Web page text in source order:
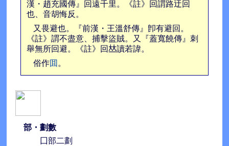
漢・趙充國傳』回遠千里。《註》回謂路迂回
也、音胡悔反。
又畏避也。『前漢・王溫舒傳』卽有避回。
《註》謂不盡意、捕擊盜賊。又『蓋寬饒傳』刺
舉無所回避。《註》回𠀤讀若諱。
俗作囬 。
部・劃數
囗部二劃